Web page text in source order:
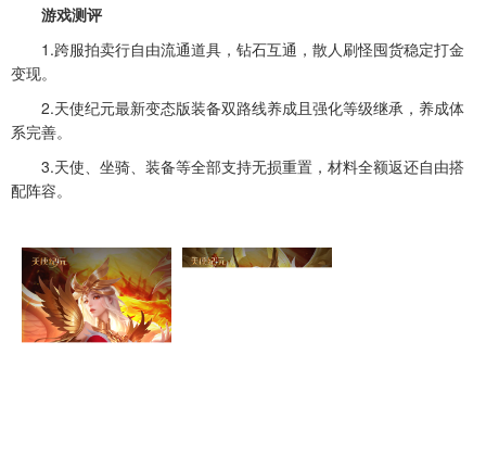
游戏测评
1.跨服拍卖行自由流通道具，钻石互通，散人刷怪囤货稳定打金
变现。
2.天使纪元最新变态版装备双路线养成且强化等级继承，养成体
系完善。
3.天使、坐骑、装备等全部支持无损重置，材料全额返还自由搭
配阵容。